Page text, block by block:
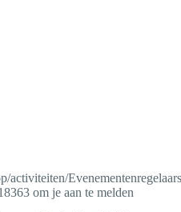
om je aan te melden